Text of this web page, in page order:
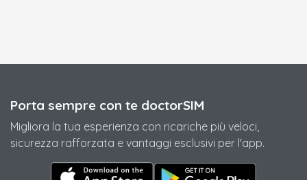
Porta sempre con te doctorSIM
Migliora la tua esperienza con ricariche più veloci,
sicurezza rafforzata e vantaggi esclusivi per l'app.